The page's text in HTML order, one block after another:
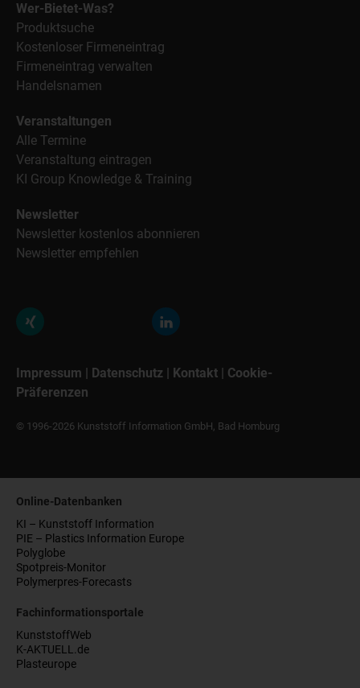
Wer-Bietet-Was?
Produktsuche
Kostenloser Firmeneintrag
Firmeneintrag verwalten
Handelsnamen
Veranstaltungen
Alle Termine
Veranstaltung eintragen
KI Group Knowledge & Training
Newsletter
Newsletter kostenlos abonnieren
Newsletter empfehlen
Impressum Datenschutz Kontakt
Cookie-
Präferenzen
© 1996-2026 Kunststoff Information GmbH, Bad Homburg
Online-Datenbanken
KI – Kunststoff Information
PIE – Plastics Information Europe
Polyglobe
Spotpreis-Monitor
Polymerpres-Forecasts
Fachinformationsportale
KunststoffWeb
K-AKTUELL.de
Plasteurope